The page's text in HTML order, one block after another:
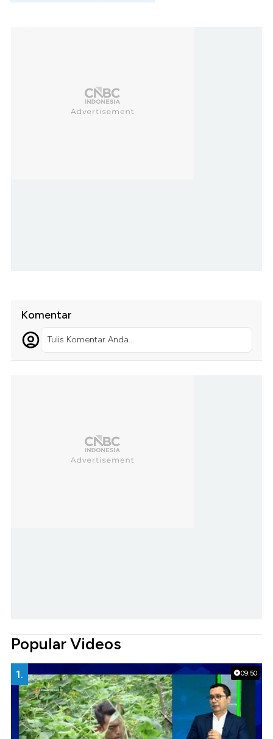
Komentar
Tulis Komentar Anda...
Popular Videos
09:50
1.